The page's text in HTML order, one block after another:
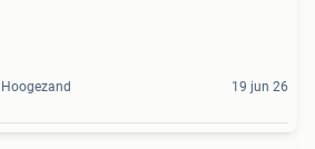
Hoogezand 19 jun 26